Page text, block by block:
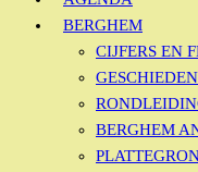
BERGHEM
CIJFERS EN
BERGHEM